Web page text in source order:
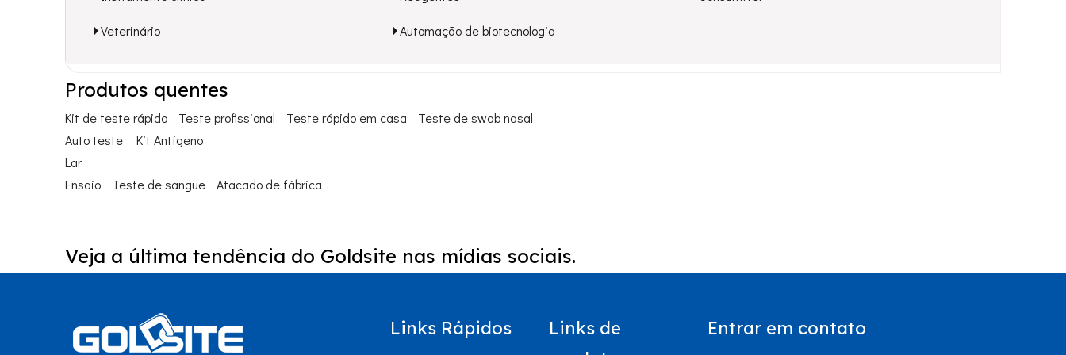
Veterinário Automação de biotecnologia
Produtos quentes
Kit de teste rápido Teste profissional Teste rápido em casa
Teste de swab nasal
Auto teste
Kit Antígeno
Lar
Ensaio
Teste de sangue Atacado de fábrica
Veja a última tendência do Goldsite nas mídias sociais.
Links Rápidos
Links de
Entrar em contato